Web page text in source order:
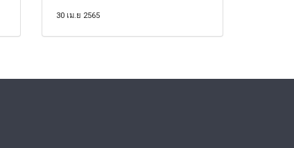
30 เม.ย 2565